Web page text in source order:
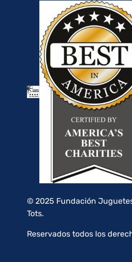
© 2025 Fundación
Tots.
Reservados todos los